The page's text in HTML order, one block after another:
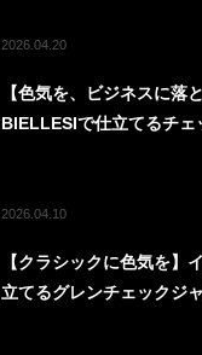
2026.04.20
【色気を、ビジネスに落
BIELLESIで仕立てるチェ
2026.04.10
【クラシックに色気を】
立てるグレンチェックジ